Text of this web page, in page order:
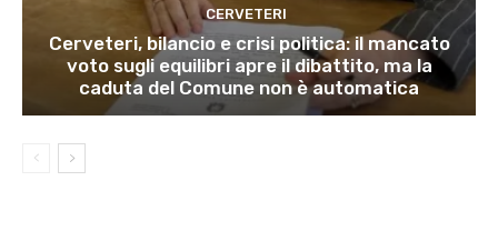
CERVETERI
Cerveteri, bilancio e crisi politica: il mancato
voto sugli equilibri apre il dibattito, ma la
caduta del Comune non è automatica